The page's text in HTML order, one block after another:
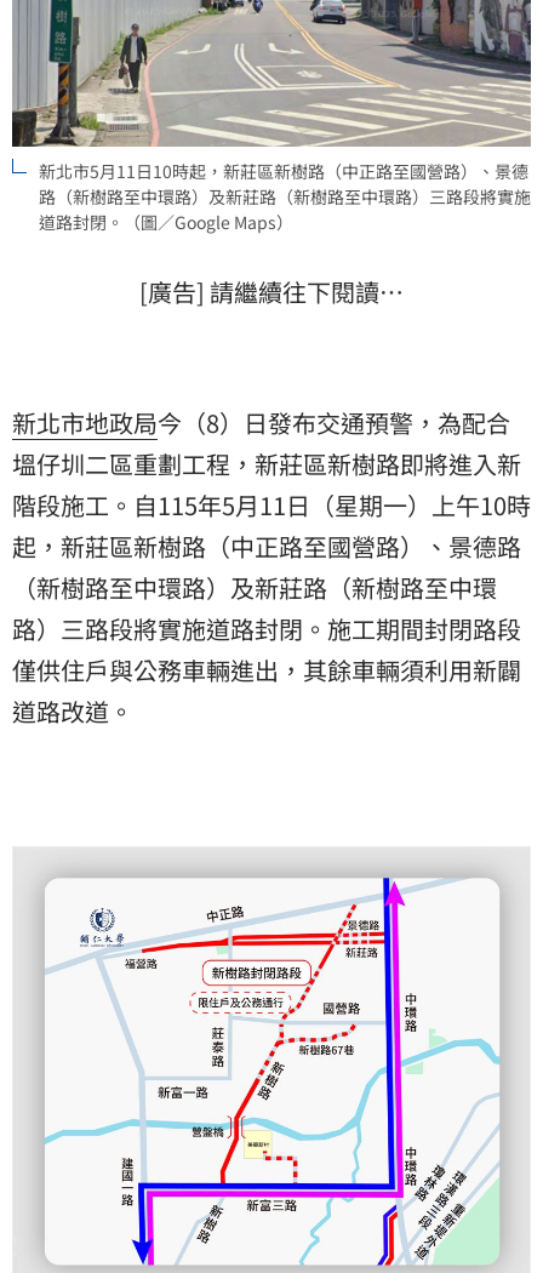
新北市5月11日10時起，新莊區新樹路（中正路至國營路）、景德
路（新樹路至中環路）及新莊路（新樹路至中環路）三路段將實施
道路封閉。（圖／Google Maps）
[廣告] 請繼續往下閱讀…
新北市地政局今（8）日發布交通預警，為配合
塭仔圳二區重劃工程，新莊區新樹路即將進入新
階段施工。自115年5月11日（星期一）上午10時
起，新莊區新樹路（中正路至國營路）、景德路
（新樹路至中環路）及新莊路（新樹路至中環
路）三路段將實施道路封閉。施工期間封閉路段
僅供住戶與公務車輛進出，其餘車輛須利用新闢
道路改道。